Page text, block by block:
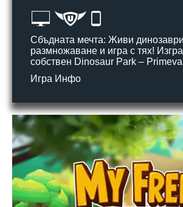
Сбъдната мечта: Живи
размножаване и игра с тях!
собствен Dinosaur Park –
Игра Инфо